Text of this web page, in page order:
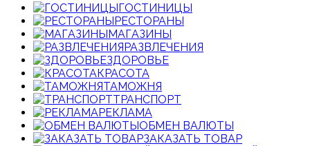
ГОСТИНИЦЫ
РЕСТОРАНЫ
МАГАЗИНЫ
РАЗВЛЕЧЕНИЯ
ЗДОРОВЬЕ
КРАСОТА
ТАМОЖНЯ
ТРАНСПОРТ
РЕКЛАМА
ОБМЕН ВАЛЮТЫ
ЗАКАЗАТЬ ТОВАР